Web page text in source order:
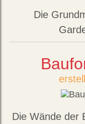
Die
Die Wände der